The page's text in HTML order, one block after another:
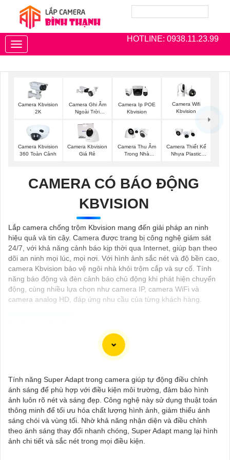
HOTLINE: 0938.11.23.99
Toggle
navigation
Camera Kbvision
2K
Camera Ghi Âm
Ngoài Trời
Camera Ip POE
Kbvision
Camera Wifi
Kbvision
Camera Kbvision
360 Toàn Cảnh
Camera Kbvision
Giá Rẻ
Camera Thu Âm
Trong Nhà
Camera Thiết Kế
Nhựa Plastic
CAMERA CÓ BÁO ĐỘNG
KBVISION
Lắp camera chống trộm Kbvision mang đến giải pháp an ninh
hiệu quả và tin cậy. Camera được trang bị công nghệ giám sát
24/7, với khả năng cảnh báo kịp thời qua Internet, giúp bạn theo
dõi an ninh mọi lúc, mọi nơi. Với hình ảnh sắc nét và độ bền cao,
camera Kbvision bảo vệ ngôi nhà khỏi trộm cắp và sự cố. Tính
năng báo động và đèn cảnh báo chủ động khi phát hiện chuyển
động, cùng nhiều lựa chọn như camera IP, camera WiFi và
camera analog HD, đáp ứng nhu cầu của từng khách hàng.
Chào bạn, dưới đây là một số câu giới thiệu cho việc mua
Camera Kbvision với chiết khấu cao và giải pháp phù hợp trong
🛃1:"Chào anh/chị! Bạn đang tìm kiếm Camera Kbvision với
chiết khấu hấp dẫn? Hãy đến với chúng tôi để nhận ưu đãi đặc
biệt và được tư vấn về giải pháp chính xác nhất cho nhu cầu an
ninh của bạn!"
️🏅️2: "Bạn muốn mua Camera Kbvision với giá ưu đãi và giải
pháp phù hợp? Liên hệ ngay với chúng tôi để được hỗ trợ tốt
nhất từ đội ngũ chuyên gia có kinh nghiệm!"
Tính năng Super Adapt trong camera giúp tự động điều chỉnh
ánh sáng để phù hợp với điều kiện môi trường, đảm bảo hình
ảnh luôn rõ nét và sáng đẹp. Công nghệ này sử dụng thuật toán
thông minh để tối ưu hóa chất lượng hình ảnh, giảm thiểu ánh
sáng chói và vùng tối. Nhờ khả năng nhận diện và điều chỉnh
theo ánh sáng thay đổi nhanh chóng, Super Adapt mang lại hình
ảnh chi tiết và sắc nét trong mọi điều kiện.